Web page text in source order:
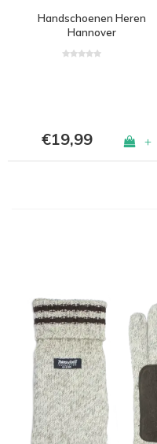
Handschoenen Heren
Hannover
€19,99 +